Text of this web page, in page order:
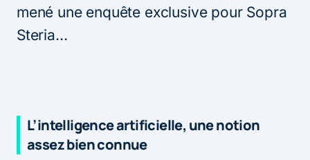
mené une enquête exclusive pour Sopra
Steria…
L’intelligence artificielle, une notion
assez bien connue